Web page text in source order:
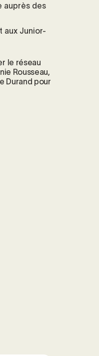
auprès des
aux Junior-
le réseau
Rousseau,
Durand pour